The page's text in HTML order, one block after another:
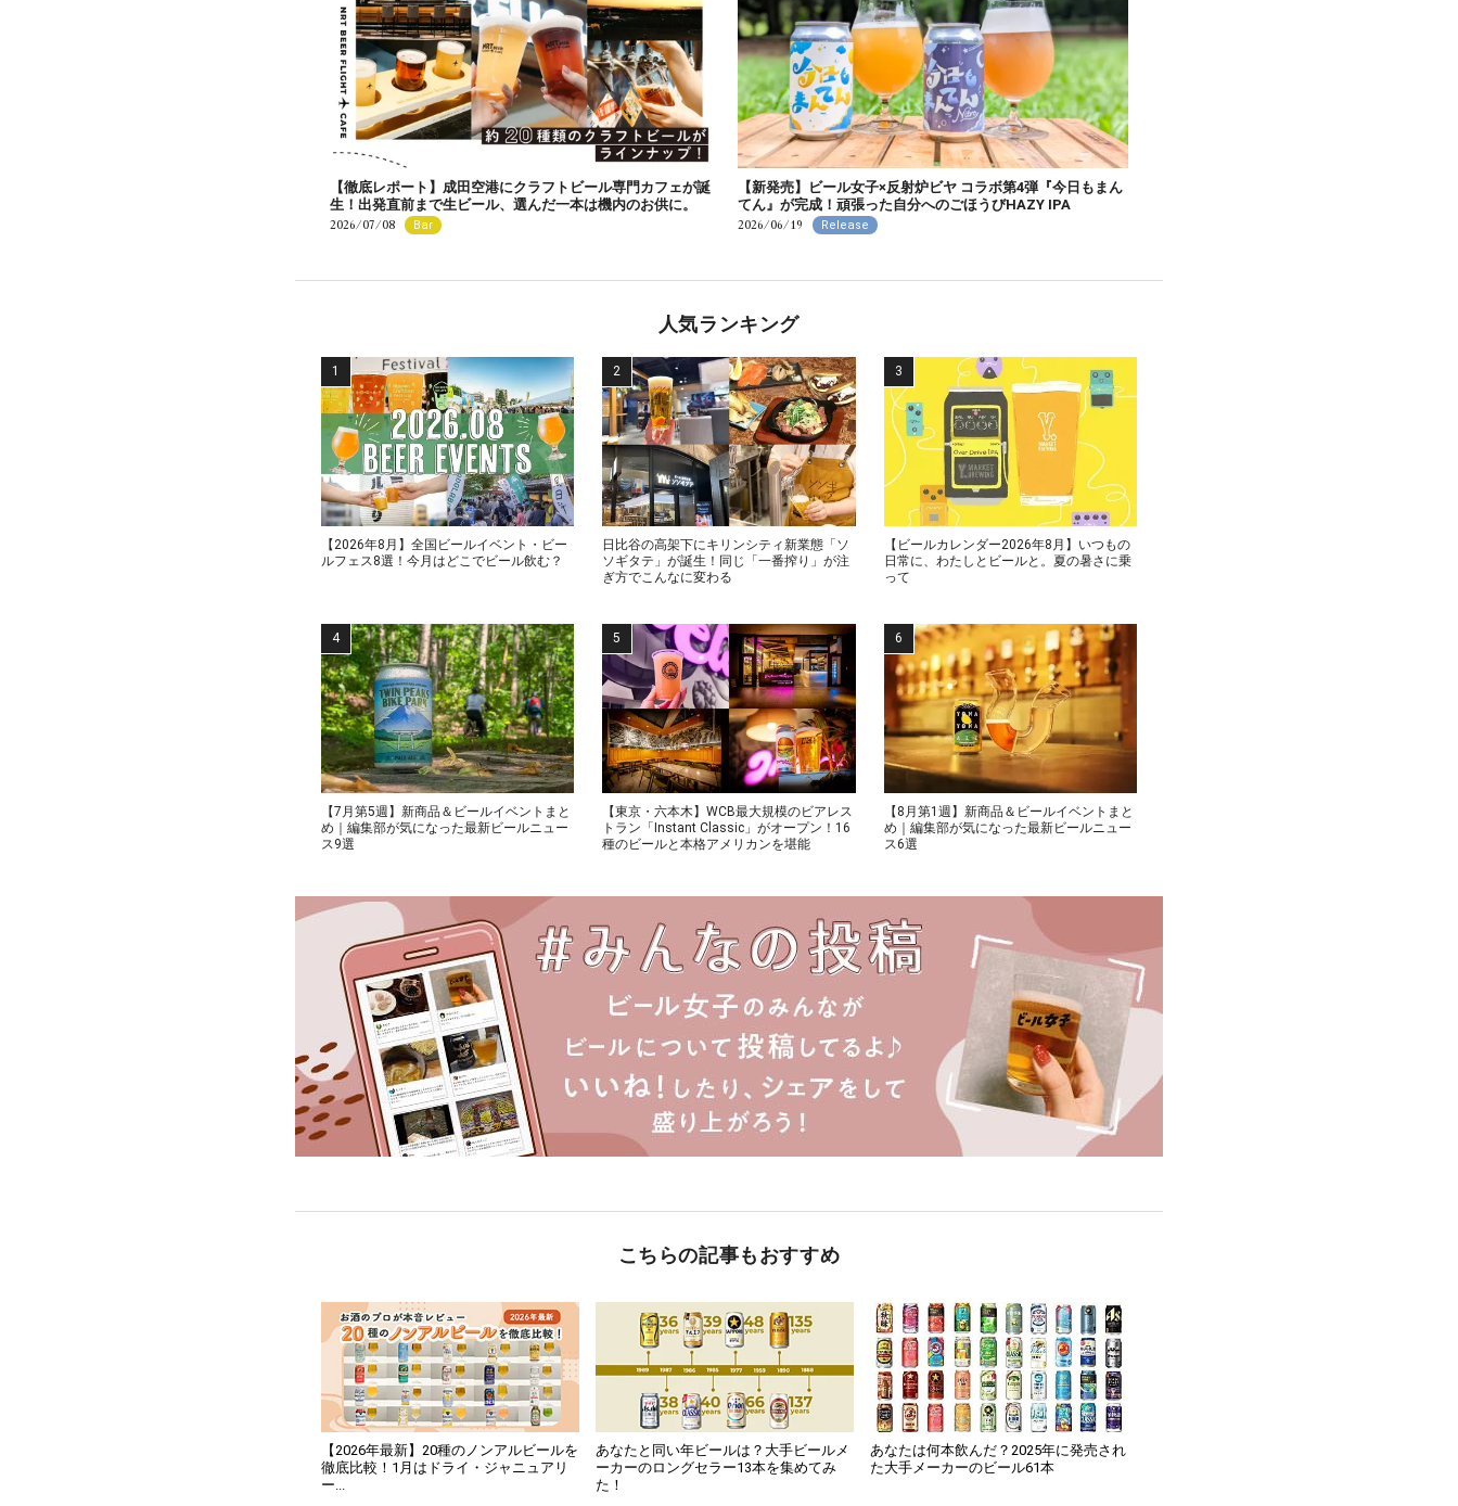
【徹底レポート】成田空港にクラフトビール専門カフェが誕
生！出発直前まで生ビール、選んだ一本は機内のお供に。
2026/07/08 Bar
【新発売】ビール女子×反射炉ビヤ コラボ第4弾『今日もまん
てん』が完成！頑張った自分へのごほうびHAZY IPA
2026/06/19 Release
人気ランキング
【2026年8月】全国ビールイベント・ビー
ルフェス8選！今月はどこでビール飲む？
日比谷の高架下にキリンシティ新業態「ソ
ソギタテ」が誕生！同じ「一番搾り」が注
ぎ方でこんなに変わる
【ビールカレンダー2026年8月】いつもの
日常に、わたしとビールと。夏の暑さに乗
って
【7月第5週】新商品＆ビールイベントまと
め｜編集部が気になった最新ビールニュー
ス9選
【東京・六本木】WCB最大規模のビアレス
トラン「Instant Classic」がオープン！16
種のビールと本格アメリカンを堪能
【8月第1週】新商品＆ビールイベントまと
め｜編集部が気になった最新ビールニュー
ス6選
こちらの記事もおすすめ
【2026年最新】20種のノンアルビールを
徹底比較！1月はドライ・ジャニュアリ
ー...
あなたと同い年ビールは？大手ビールメ
ーカーのロングセラー13本を集めてみ
た！
あなたは何本飲んだ？2025年に発売され
た大手メーカーのビール61本